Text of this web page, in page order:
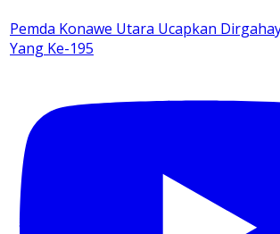
Pemda Konawe Utara Ucapkan
Yang Ke-195